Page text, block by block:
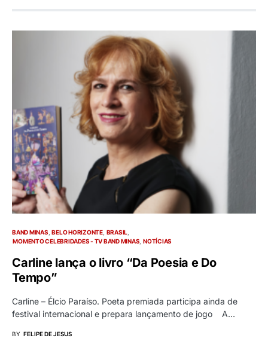
BAND MINAS BELO HORIZONTE BRASIL
MOMENTO CELEBRIDADES - TV BAND MINAS NOTÍCIAS
Carline lança o livro “Da Poesia e Do
Tempo”
Carline – Élcio Paraíso. Poeta premiada participa ainda de
festival internacional e prepara lançamento de jogo A…
BY FELIPE DE JESUS